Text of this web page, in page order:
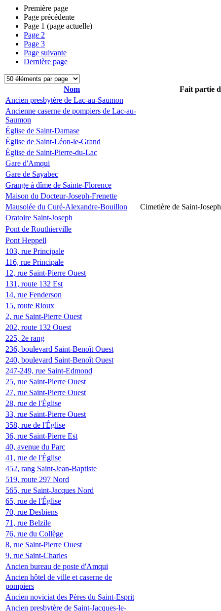
Première page
Page précédente
Page 1 (page actuelle)
Page 2
Page 3
Page suivante
Dernière page
Nom
Fait partie
Ancien presbytère de Lac-au-Saumon
Ancienne caserne de pompiers de Lac-au-
Saumon
Église de Saint-Damase
Église de Saint-Léon-le-Grand
Église de Saint-Pierre-du-Lac
Gare d'Amqui
Gare de Sayabec
Grange à dîme de Sainte-Florence
Maison du Docteur-Joseph-Frenette
Mausolée du Curé-Alexandre-Bouillon
Cimetière de Saint-Joseph
Oratoire Saint-Joseph
Pont de Routhierville
Pont Heppell
103, rue Principale
116, rue Principale
12, rue Saint-Pierre Ouest
131, route 132 Est
14, rue Fenderson
15, route Rioux
2, rue Saint-Pierre Ouest
202, route 132 Ouest
225, 2e rang
236, boulevard Saint-Benoît Ouest
240, boulevard Saint-Benoît Ouest
247-249, rue Saint-Edmond
25, rue Saint-Pierre Ouest
27, rue Saint-Pierre Ouest
28, rue de l'Église
33, rue Saint-Pierre Ouest
358, rue de l'Église
36, rue Saint-Pierre Est
40, avenue du Parc
41, rue de l'Église
452, rang Saint-Jean-Baptiste
519, route 297 Nord
565, rue Saint-Jacques Nord
65, rue de l'Église
70, rue Desbiens
71, rue Belzile
76, rue du Collège
8, rue Saint-Pierre Ouest
9, rue Saint-Charles
Ancien bureau de poste d'Amqui
Ancien hôtel de ville et caserne de
pompiers
Ancien noviciat des Pères du Saint-Esprit
Ancien presbytère de Saint-Jacques-le-